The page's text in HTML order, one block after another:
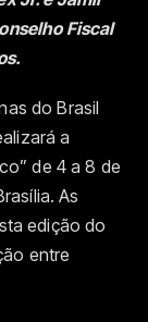
Fiscal
do Brasil
a
de 4 a 8 de
As
edição do
entre